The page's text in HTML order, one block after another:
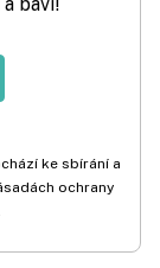
ke sbírání a
ochrany